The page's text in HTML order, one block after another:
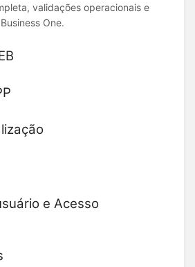
validações operacionais e
One.
e Acesso